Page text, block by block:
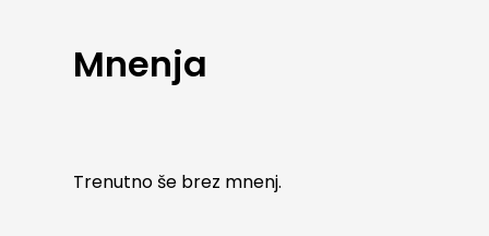
Mnenja
Trenutno še brez mnenj.